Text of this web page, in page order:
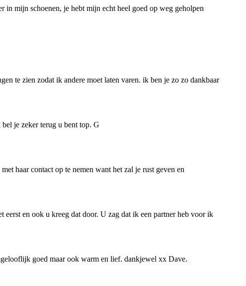
in mijn schoenen, je hebt mijn echt heel goed op weg geholpen
te zien zodat ik andere moet laten varen. ik ben je zo zo dankbaar
je zeker terug u bent top. G
haar contact op te nemen want het zal je rust geven en
en ook u kreeg dat door. U zag dat ik een partner heb voor ik
goed maar ook warm en lief. dankjewel xx Dave.